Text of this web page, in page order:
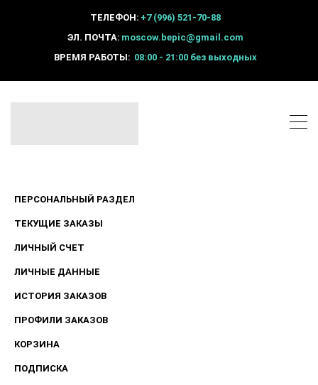
ТЕЛЕФОН: +7 (996) 521-70-88
ЭЛ. ПОЧТА: moscow.bepic@gmail.com
ВРЕМЯ РАБОТЫ: 08:00 - 21:00 без выходных
ПЕРСОНАЛЬНЫЙ РАЗДЕЛ
ТЕКУЩИЕ ЗАКАЗЫ
ЛИЧНЫЙ СЧЕТ
ЛИЧНЫЕ ДАННЫЕ
ИСТОРИЯ ЗАКАЗОВ
ПРОФИЛИ ЗАКАЗОВ
КОРЗИНА
ПОДПИСКА